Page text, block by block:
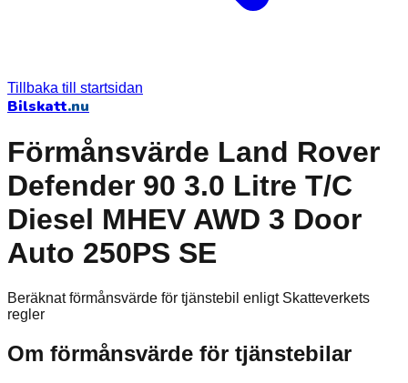
Tillbaka till startsidan
Bilskatt.nu
Förmånsvärde Land Rover
Defender 90 3.0 Litre T/C
Diesel MHEV AWD 3 Door
Auto 250PS SE
Beräknat förmånsvärde för tjänstebil enligt Skatteverkets
regler
Om förmånsvärde för tjänstebilar